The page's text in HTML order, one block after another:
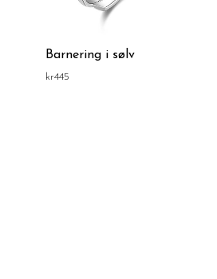
Barnering i sølv
kr445